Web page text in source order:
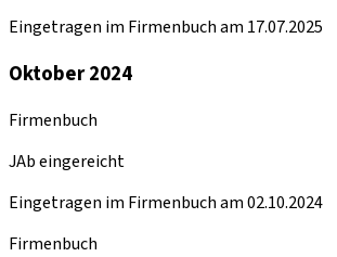
Eingetragen im Firmenbuch am 17.07.2025
Oktober 2024
Firmenbuch
JAb eingereicht
Eingetragen im Firmenbuch am 02.10.2024
Firmenbuch